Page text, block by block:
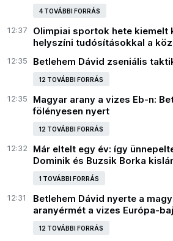
4 TOVÁBBI FORRÁS
12:37
Olimpiai sportok hete kiemelt
helyszíni tudósításokkal a
12:35 Betlehem Dávid zseniális
12 TOVÁBBI FORRÁS
12:35
Magyar arany a vizes Eb-n:
fölényesen nyert
12 TOVÁBBI FORRÁS
12:32
Már eltelt egy év: így
Dominik és Buzsik Borka
1 TOVÁBBI FORRÁS
12:31
Betlehem Dávid nyerte a
aranyérmét a vizes Európa-
12 TOVÁBBI FORRÁS